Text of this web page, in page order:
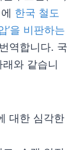
한국 철도
’을 비판하는
역합니다. 국
와 같습니
대한 심각한